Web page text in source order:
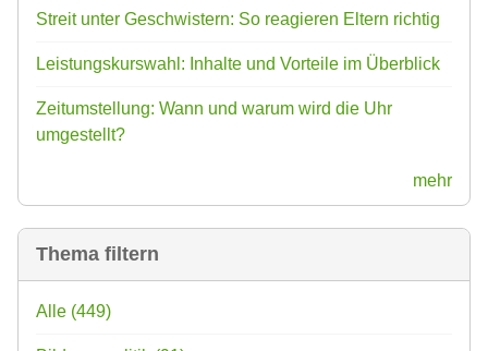
Streit unter Geschwistern: So reagieren Eltern richtig
Leistungskurswahl: Inhalte und Vorteile im Überblick
Zeitumstellung: Wann und warum wird die Uhr
umgestellt?
mehr
Thema filtern
Alle (449)